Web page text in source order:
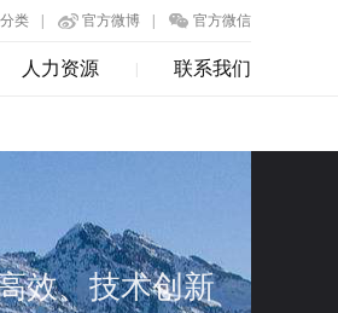
类 官方微博 官方微信
联系我们
人力资源
效、技术创新